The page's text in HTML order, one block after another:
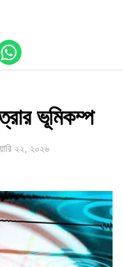
ভূমিকম্প
২২, ২০২৬